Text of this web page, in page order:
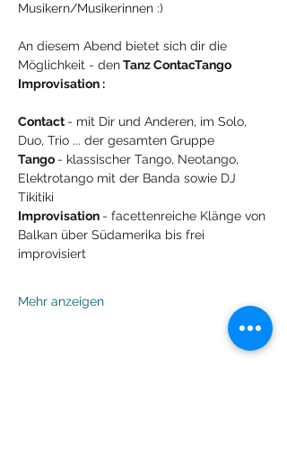
Musikern/Musikerinnen :)
An diesem Abend bietet sich dir die
Möglichkeit - den Tanz ContacTango
Improvisation :
Contact - mit Dir und Anderen, im Solo,
Duo, Trio ... der gesamten Gruppe
Tango - klassischer Tango, Neotango,
Elektrotango mit der Banda sowie DJ
Tikitiki
Improvisation - facettenreiche Klänge von
Balkan über Südamerika bis frei
improvisiert
Mehr anzeigen